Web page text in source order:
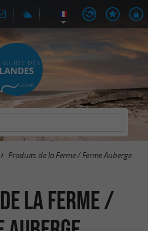
Produits de la Ferme / Ferme Auberge
la Ferme /